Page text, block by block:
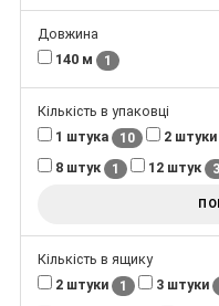
Довжина
140 м
1
Кількість в упаковці
1 штука
10 2 штуки
8 штук 1 12 штук 3
Кількість в ящику
2 штуки
1 3 штуки